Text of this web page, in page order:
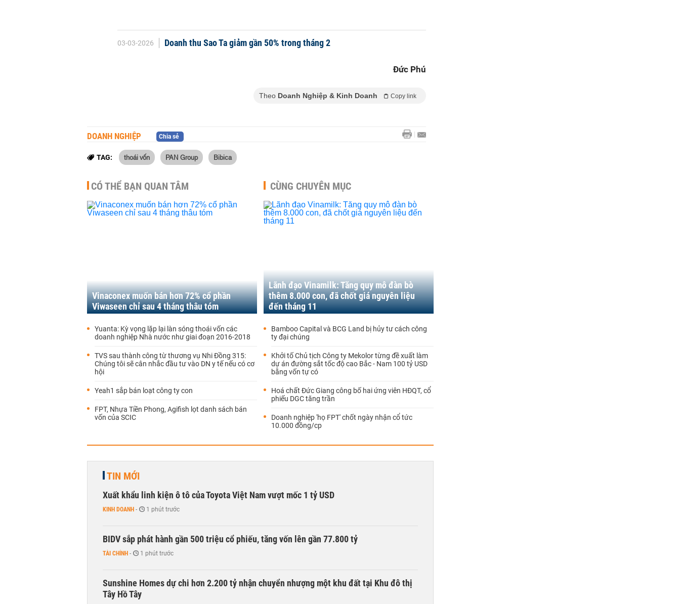
03-03-2026 Doanh thu Sao Ta giảm gần 50% trong tháng 2
Đức Phú
Theo Doanh Nghiệp & Kinh Doanh Copy link
DOANH NGHIỆP Chia sẻ
TAG: thoái vốn PAN Group Bibica
CÓ THỂ BẠN QUAN TÂM
Vinaconex muốn bán hơn 72% cổ phần
Viwaseen chỉ sau 4 tháng thâu tóm
Yuanta: Kỳ vọng lặp lại làn sóng thoái vốn các
doanh nghiệp Nhà nước như giai đoạn 2016-2018
TVS sau thành công từ thương vụ Nhi Đồng 315:
Chúng tôi sẽ cân nhắc đầu tư vào DN y tế nếu có cơ
hội
Yeah1 sắp bán loạt công ty con
FPT, Nhựa Tiền Phong, Agifish lọt danh sách bán
vốn của SCIC
CÙNG CHUYÊN MỤC
Lãnh đạo Vinamilk: Tăng quy mô đàn bò
thêm 8.000 con, đã chốt giá nguyên liệu
đến tháng 11
Bamboo Capital và BCG Land bị hủy tư cách công
ty đại chúng
Khởi tố Chủ tịch Công ty Mekolor từng đề xuất làm
dự án đường sắt tốc độ cao Bắc - Nam 100 tỷ USD
bằng vốn tự có
Hoá chất Đức Giang công bố hai ứng viên HĐQT, cổ
phiếu DGC tăng trần
Doanh nghiệp 'họ FPT' chốt ngày nhận cổ tức
10.000 đồng/cp
TIN MỚI
Xuất khẩu linh kiện ô tô của Toyota Việt Nam vượt mốc 1 tỷ USD
KINH DOANH - 1 phút trước
BIDV sắp phát hành gần 500 triệu cổ phiếu, tăng vốn lên gần 77.800 tỷ
TÀI CHÍNH - 1 phút trước
Sunshine Homes dự chi hơn 2.200 tỷ nhận chuyển nhượng một khu đất tại Khu đô thị
Tây Hồ Tây